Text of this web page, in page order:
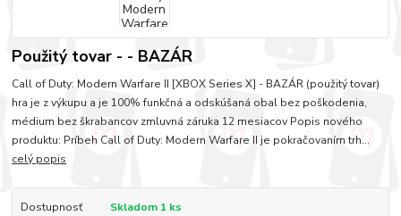
Použitý tovar - - BAZÁR
Call of Duty: Modern Warfare II [XBOX Series X] - BAZÁR (použitý tovar)
hra je z výkupu a je 100% funkčná a odskúšaná obal bez poškodenia,
médium bez škrabancov zmluvná záruka 12 mesiacov Popis nového
produktu: Príbeh Call of Duty: Modern Warfare II je pokračovaním trh...
celý popis
Dostupnosť Skladom 1 ks